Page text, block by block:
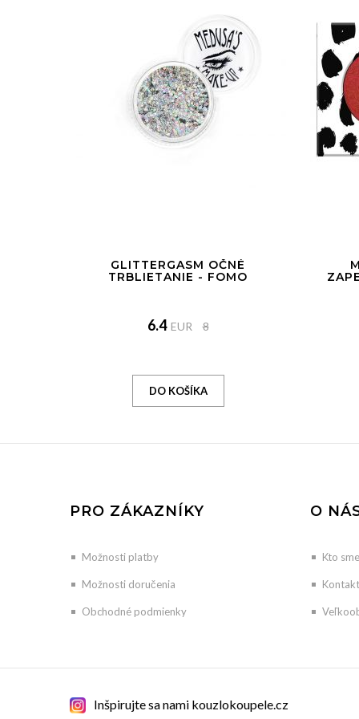
GLITTERGASM OČNÉ
TRBLIETANIE - FOMO
6.4 EUR 8
PRO ZÁKAZNÍKY
Možnosti platby
Možnosti doručenia
Obchodné podmienky
O
Kto sme
Kontakt
Inšpirujte sa nami kouzlokoupele.cz